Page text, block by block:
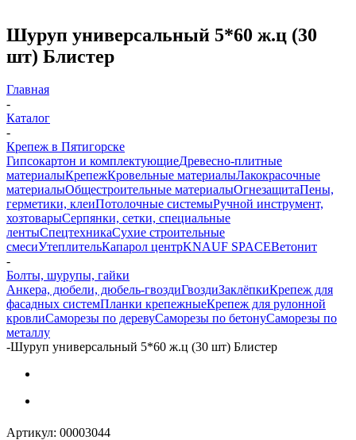
Шуруп универсальный 5*60 ж.ц (30
шт) Блистер
Главная
-
Каталог
-
Крепеж в Пятигорске
Гипсокартон и комплектующиеДревесно-плитные
материалыКрепежКровельные материалыЛакокрасочные
материалыОбщестроительные материалыОгнезащитаПены,
герметики, клеиПотолочные системыРучной инструмент,
хозтоварыСерпянки, сетки, специальные
лентыСпецтехникаСухие строительные
смесиУтеплительКапарол центрKNAUF SPACEВетонит
-
Болты, шурупы, гайки
Анкера, дюбели, дюбель-гвоздиГвоздиЗаклёпкиКрепеж для
фасадных системПланки крепежныеКрепеж для рулонной
кровлиСаморезы по деревуСаморезы по бетонуСаморезы по
металлу
-Шуруп универсальный 5*60 ж.ц (30 шт) Блистер
Артикул: 00003044